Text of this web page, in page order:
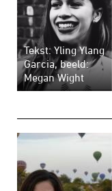
Tekst: Yling Ylang
Garcia, beeld:
Megan Wight